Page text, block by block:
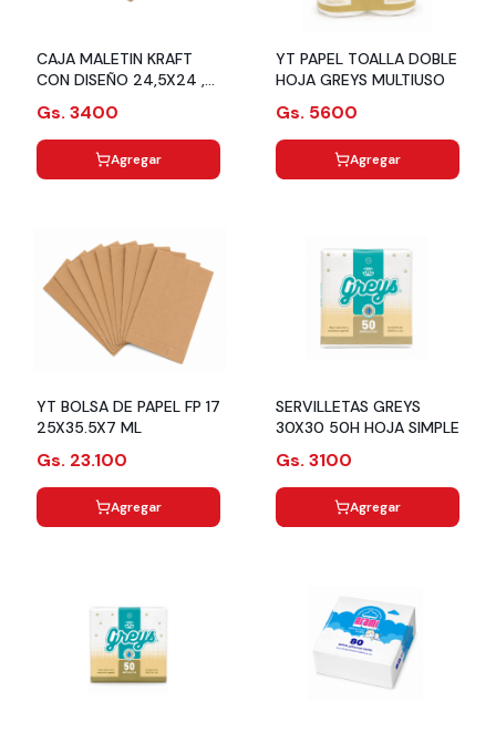
CAJA MALETIN KRAFT
CON DISEÑO 24,5X24 ,5
Gs. 3400
Agregar
YT PAPEL TOALLA DOBLE
HOJA GREYS MULTIUSO
Gs. 5600
Agregar
YT BOLSA DE PAPEL FP 17
25X35.5X7 ML
Gs. 23.100
Agregar
SERVILLETAS GREYS
30X30 50H HOJA SIMPLE
Gs. 3100
Agregar